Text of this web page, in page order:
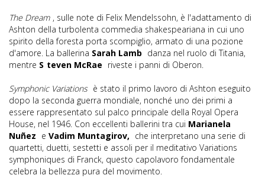
The Dream , sulle note di Felix Mendelssohn, è l'adattamento di
Ashton della turbolenta commedia shakespeariana in cui uno
spirito della foresta porta scompiglio, armato di una pozione
d'amore. La ballerina Sarah Lamb danza nel ruolo di Titania,
mentre S teven McRae riveste i panni di Oberon.
Symphonic Variations è stato il primo lavoro di Ashton eseguito
dopo la seconda guerra mondiale, nonché uno dei primi a
essere rappresentato sul palco principale della Royal Opera
House, nel 1946. Con eccellenti ballerini tra cui Marianela
Nuñez e Vadim Muntagirov, che interpretano una serie di
quartetti, duetti, sestetti e assoli per il meditativo Variations
symphoniques di Franck, questo capolavoro fondamentale
celebra la bellezza pura del movimento.